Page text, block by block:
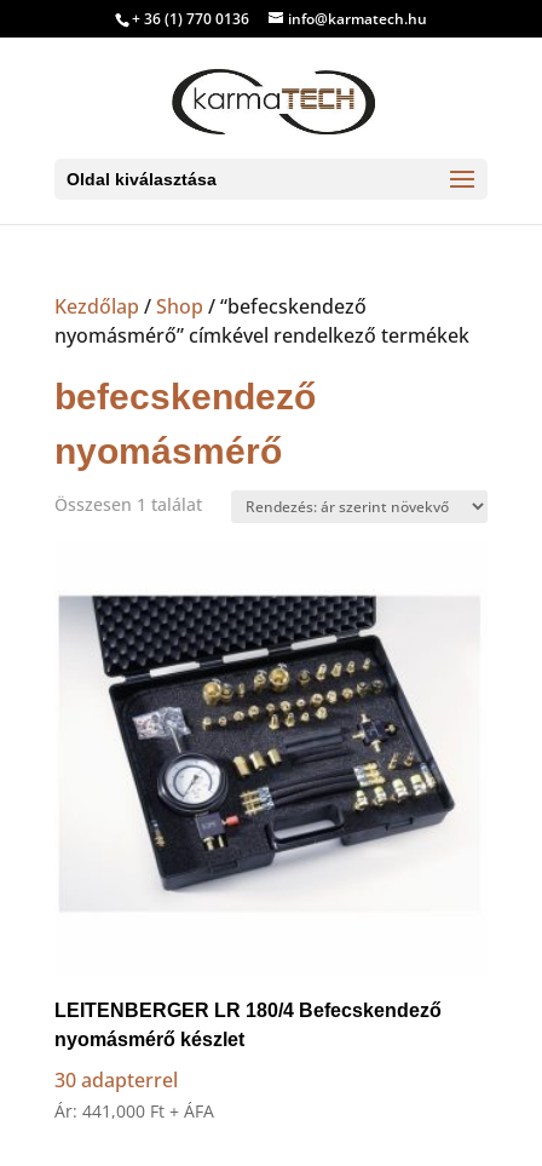
+ 36 (1) 770 0136 info@karmatech.hu
Oldal kiválasztása
Kezdőlap /Shop / “befecskendező
nyomásmérő” címkével rendelkező termékek
befecskendező
nyomásmérő
Összesen 1 találat
LEITENBERGER LR 180/4 Befecskendező
nyomásmérő készlet
30 adapterrel
Ár: 441,000 Ft + ÁFA